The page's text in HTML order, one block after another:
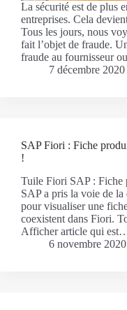
La sécurité est de plus
entreprises. Cela
Tous les jours, nous
fait l’objet de fraude.
fraude au fournisseur
7 décembre 2020
SAP Fiori : Fiche
!
Tuile Fiori SAP : Fiche
SAP a pris la voie de
pour visualiser une
coexistent dans Fiori.
Afficher article qui
6 novembre 2020